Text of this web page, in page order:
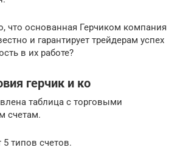
что основанная Герчиком компания
и гарантирует трейдерам успех
в их работе?
герчик и ко
таблица с торговыми
счетам.
5 типов счетов.